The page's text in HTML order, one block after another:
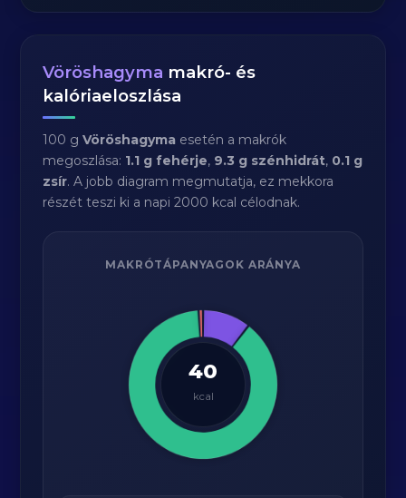
Vöröshagyma makró- és
kalóriaeloszlása
100 gVöröshagyma esetén a makrók
megoszlása: 1.1 g fehérje, 9.3 g szénhidrát, 0.1 g
zsír. A jobb diagram megmutatja, ez mekkora
részét teszi ki a napi 2000 kcal célodnak.
MAKRÓTÁPANYAGOK ARÁNYA
40
kcal